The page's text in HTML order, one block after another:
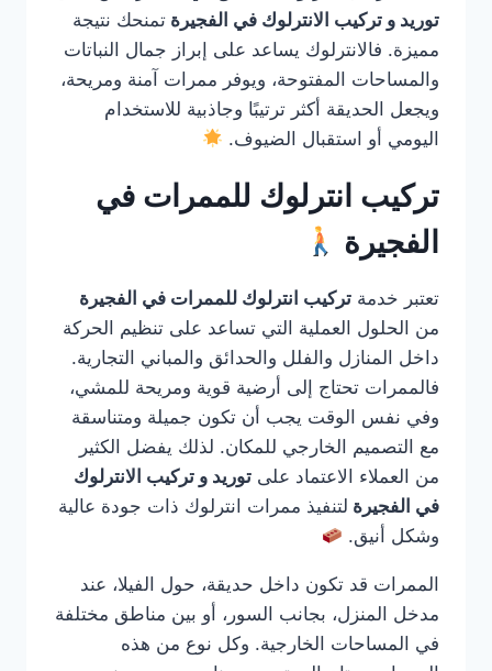
توريد و تركيب الانترلوك في الفجيرة تمنحك نتيجة
مميزة. فالانترلوك يساعد على إبراز جمال النباتات
والمساحات المفتوحة، ويوفر ممرات آمنة ومريحة،
ويجعل الحديقة أكثر ترتيبًا وجاذبية للاستخدام
اليومي أو استقبال الضيوف.
تركيب انترلوك للممرات في
الفجيرة
تعتبر خدمة تركيب انترلوك للممرات في الفجيرة
من الحلول العملية التي تساعد على تنظيم الحركة
داخل المنازل والفلل والحدائق والمباني التجارية.
فالممرات تحتاج إلى أرضية قوية ومريحة للمشي،
وفي نفس الوقت يجب أن تكون جميلة ومتناسقة
مع التصميم الخارجي للمكان. لذلك يفضل الكثير
من العملاء الاعتماد على توريد و تركيب الانترلوك
في الفجيرة لتنفيذ ممرات انترلوك ذات جودة عالية
وشكل أنيق.
الممرات قد تكون داخل حديقة، حول الفيلا، عند
مدخل المنزل، بجانب السور، أو بين مناطق مختلفة
في المساحات الخارجية. وكل نوع من هذه